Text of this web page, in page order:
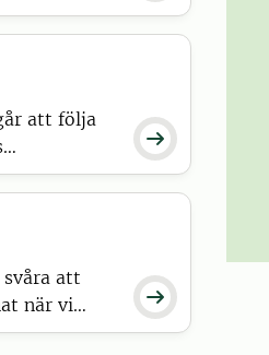
fördelar

att följa

svåra att
när vi
lösningar